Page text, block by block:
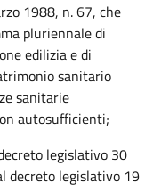
1988, n. 67, che
pluriennale di
edilizia e di
sanitario
sanitarie
autosufficienti;
legislativo 30
decreto legislativo 19